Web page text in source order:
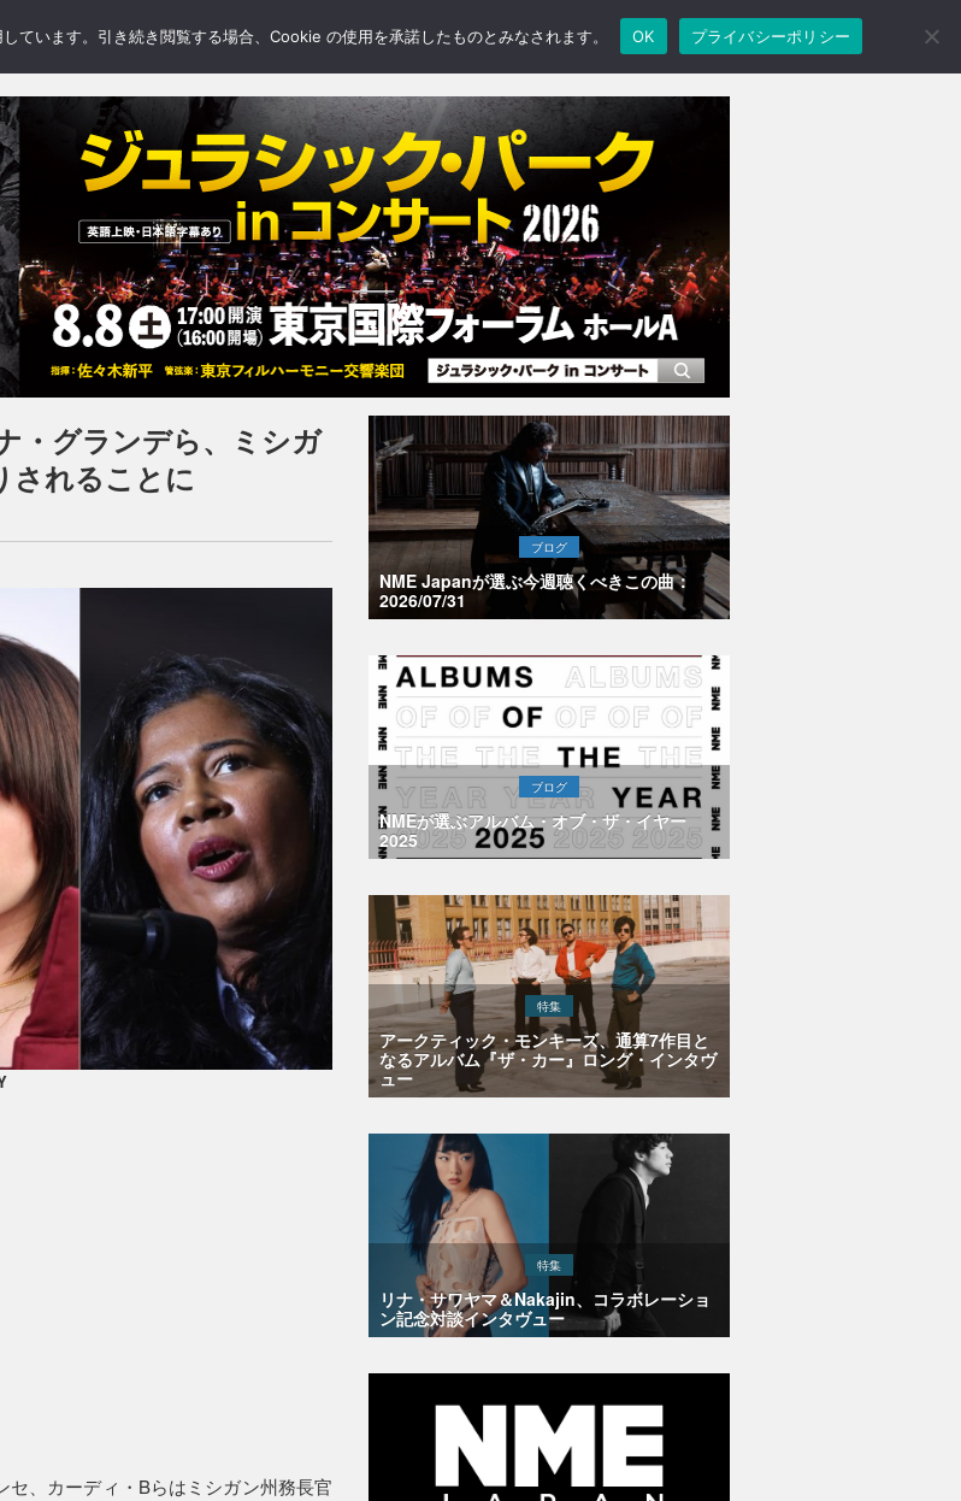
FEATURE
・グランデら、ミシガ
されることに
、カーディ・Bらはミシガン州務長官
ブログ
NME Japanが選ぶ今週聴くべきこの曲：
2026/07/31
ブログ
NMEが選ぶアルバム・オブ・ザ・イヤー
2025
特集
アークティック・モンキーズ、通算7作目と
なるアルバム『ザ・カー』ロング・インタヴ
ュー
特集
リナ・サワヤマ＆Nakajin、コラボレーショ
ン記念対談インタヴュー
います。引き続き閲覧する場合、Cookie の使用を承諾したものとみなされます。 OK プライバシーポリシー